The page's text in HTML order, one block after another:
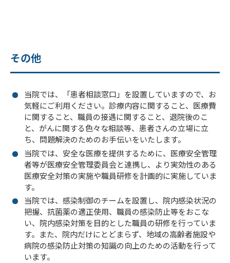
その他
当院では、「患者相談窓口」を設置していますので、お
気軽にご利用ください。診療内容に関すること、医療費
に関すること、職員の接遇に関すること、退院後のこ
と、がんに関する色々な相談等、患者さんの立場に立
ち、問題解決のためのお手伝いをいたします。
当院では、安全な医療を提供するために、医療安全管理
者等が医療安全管理委員会と連携し、より実効性のある
医療安全対策の実施や職員研修を計画的に実施していま
す。
当院では、感染制御のチームを設置し、院内感染状況の
把握、抗菌薬の適正使用、職員の感染防止等をおこな
い、院内感染対策を目的とした職員の研修を行っていま
す。また、院内だけにとどまらず、地域の高齢者施設や
病院の感染防止対策の知識の向上のための活動を行って
います。